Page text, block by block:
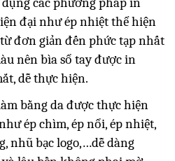
các phương pháp in
đại như ép nhiệt thể hiện
đơn giản đến phức tạp nhất
nên bìa sổ tay được in
dễ thực hiện.
bằng da được thực hiện
ép chìm, ép nổi, ép nhiệt,
nhũ bạc logo,…dễ dàng